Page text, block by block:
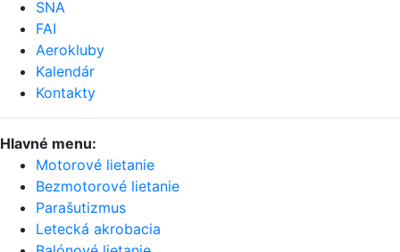
SNA
FAI
Aerokluby
Kalendár
Kontakty
Hlavné menu:
Motorové lietanie
Bezmotorové lietanie
Parašutizmus
Letecká akrobacia